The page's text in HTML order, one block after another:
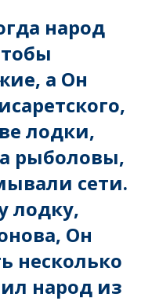
народ
а Он
лодки,
рыболовы,
сети.
лодку,
Он
несколько
народ из